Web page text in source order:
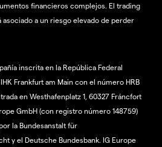
financieros complejos. El trading
a un riesgo elevado de perder
inscrita en la República Federal
Frankfurt am Main con el número HRB
en Westhafenplatz 1, 60327 Fráncfort
GmbH (con registro número 148759)
la Bundesanstalt für
y el Deutsche Bundesbank. IG Europe